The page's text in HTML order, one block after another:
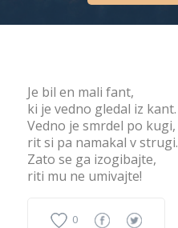
Je bil en mali fant,
ki je vedno gledal iz kant.
Vedno je smrdel po kugi,
rit si pa namakal v strugi.
Zato se ga izogibajte,
riti mu ne umivajte!
0